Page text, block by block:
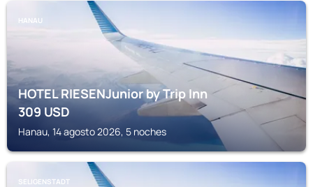
HANAU
HOTEL RIESENJunior by Trip Inn
309USD
Hanau, 14 agosto 2026, 5 noches
SELIGENSTADT